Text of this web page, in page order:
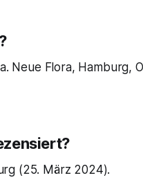
Neue Flora, Hamburg,
(25. März 2024).